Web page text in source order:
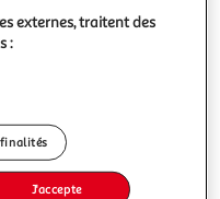
externes, traitent des
:
J'accepte